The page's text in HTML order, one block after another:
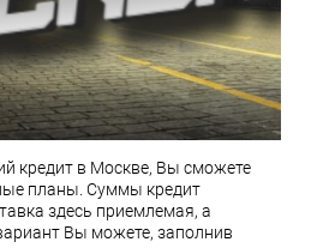
кредит в Москве, Вы сможете
планы. Суммы кредит
здесь приемлемая, а
Вы можете, заполнив